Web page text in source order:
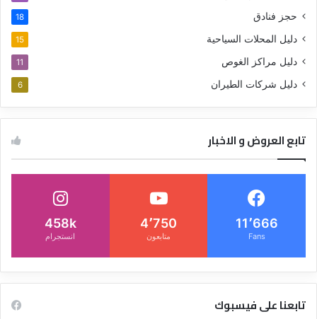
حجز فنادق 18
دليل المحلات السياحية 15
دليل مراكز الغوص 11
دليل شركات الطيران 6
تابع العروض و الاخبار
11٬666
Fans
4٬750
متابعون
458k
انستجرام
تابعنا على فيسبوك